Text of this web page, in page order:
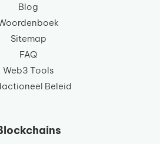
Blog
Sitemap
FAQ
Web3 Tools
Beleid